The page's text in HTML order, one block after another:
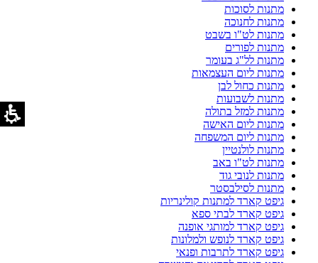
מתנות לסוכות
מתנות לחנוכה
מתנות לט"ו בשבט
מתנות לפורים
מתנות לל"ג בעומר
מתנות ליום העצמאות
מתנות כחול לבן
מתנות לשבועות
מתנות למזל בתולה
מתנות ליום האישה
מתנות ליום המשפחה
מתנות לולנטיין
מתנות לט"ו באב
מתנות לנובי גוד
מתנות לסילבסטר
גיפט קארד למתנות קולינריות
גיפט קארד לבתי ספא
גיפט קארד למותגי אופנה
גיפט קארד לנופש ולמלונות
גיפט קארד לתרבות ופנאי